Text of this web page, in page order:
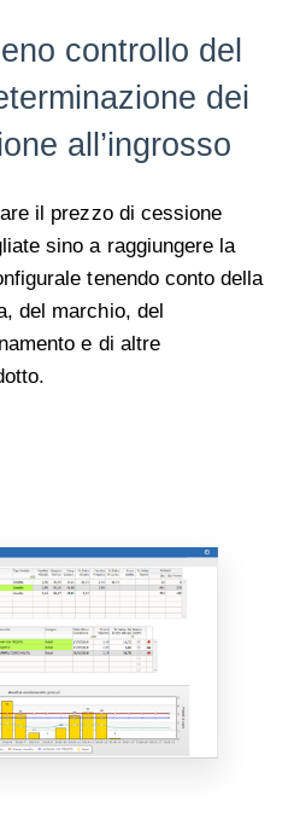
controllo del
dei
all’ingrosso
il prezzo di cessione
sino a raggiungere la
tenendo conto della
del marchio, del
e di altre
.